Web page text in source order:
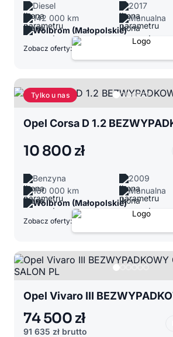
Diesel
2017
142 000 km
Manualna
Wolbrom (Małopolskie)
Zobacz oferty:
Tylko u nas
10 800 zł
Benzyna
2009
160 000 km
Manualna
Wolbrom (Małopolskie)
Zobacz oferty:
74 500 zł
91 635 zł brutto